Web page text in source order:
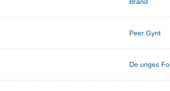
Peer Gynt
De unges